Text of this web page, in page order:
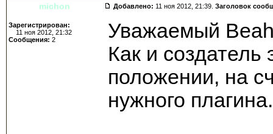
michon Добавлено: 11 ноя 2012, 21:39. Заголовок
Зарегистрирован:
11 ноя 2012, 21:32
Сообщения: 2
Уважаемый
Как и
положении, на
нужного плагина.